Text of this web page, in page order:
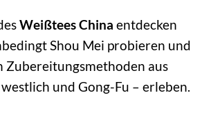
Weißtees China entdecken
Shou Mei probieren und
aus
und Gong-Fu – erleben.